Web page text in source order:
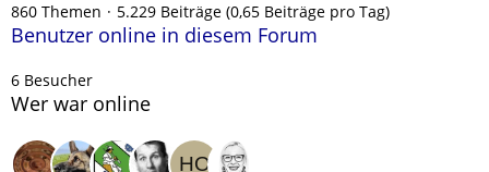
860 Themen 5.229 Beiträge (0,65 Beiträge pro Tag)
Benutzer online in diesem Forum
6 Besucher
Wer war online